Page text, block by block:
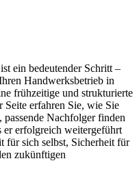
ein bedeutender Schritt –
Handwerksbetrieb in
frühzeitige und strukturierte
Seite erfahren Sie, wie Sie
Nachfolger finden
er erfolgreich weitergeführt
für sich selbst, Sicherheit für
zukünftigen
Einverständnis-